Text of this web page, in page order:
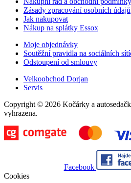
Zásady zpracování osobních údajů
Jak nakupovat
Nákup na splátky Essox
Moje objednávky
Soutěžní pravidla na sociálních
Odstoupení od smlouvy
Velkoobchod Dorjan
Servis
Copyright © 2026 Kočárky a
vyhrazena.
Facebook
Cookies